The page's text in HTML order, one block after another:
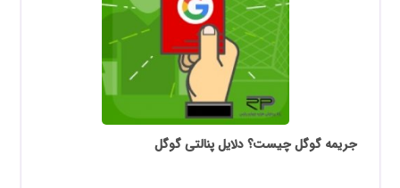
جریمه گوگل چیست؟ دلایل پنالتی گوگل